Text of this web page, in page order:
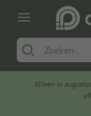
Alleen in